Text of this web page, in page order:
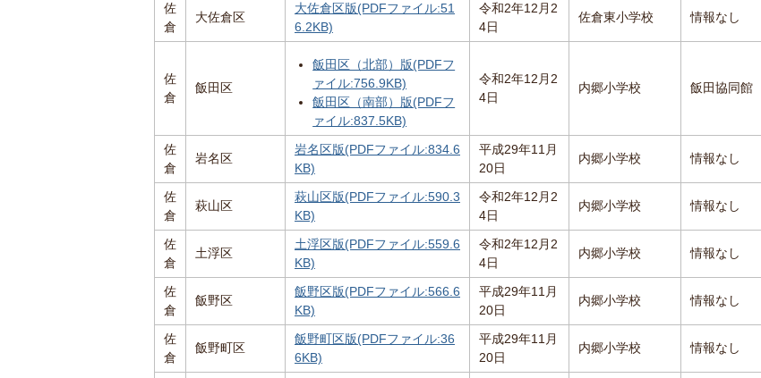
佐
倉
大佐倉区
大佐倉区版(PDFファイル:51
6.2KB)
令和2年12月2
4日
佐倉東小学校 情報なし
佐
倉
飯田区
飯田区（北部）版(PDFフ
ァイル:756.9KB)
飯田区（南部）版(PDFフ
ァイル:837.5KB)
令和2年12月2
4日
内郷小学校 飯田協同館
佐
倉
岩名区
岩名区版(PDFファイル:834.6
KB)
平成29年11月
20日
内郷小学校 情報なし
佐
倉
萩山区
萩山区版(PDFファイル:590.3
KB)
令和2年12月2
4日
内郷小学校 情報なし
佐
倉
土浮区
土浮区版(PDFファイル:559.6
KB)
令和2年12月2
4日
内郷小学校 情報なし
佐
倉
飯野区
飯野区版(PDFファイル:566.6
KB)
平成29年11月
20日
内郷小学校 情報なし
佐
倉
飯野町区
飯野町区版(PDFファイル:36
6KB)
平成29年11月
20日
内郷小学校 情報なし